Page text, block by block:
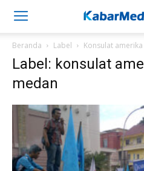
Beranda Label Konsulat
Label: konsulat
medan